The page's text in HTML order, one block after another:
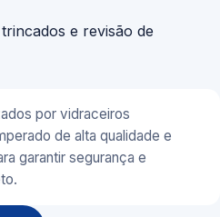
e revisão de
por vidraceiros
de alta qualidade e
garantir segurança e